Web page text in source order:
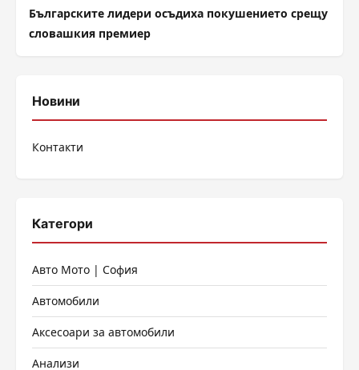
Българските лидери осъдиха покушението срещу
словашкия премиер
Новини
Контакти
Категори
Авто Мото | София
Автомобили
Аксесоари за автомобили
Анализи